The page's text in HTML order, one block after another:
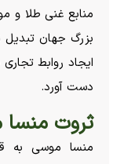
منابع غنی طلا و
بزرگ جهان تبدیل
ایجاد روابط
دست آورد.
ثروت
منسا موسی به